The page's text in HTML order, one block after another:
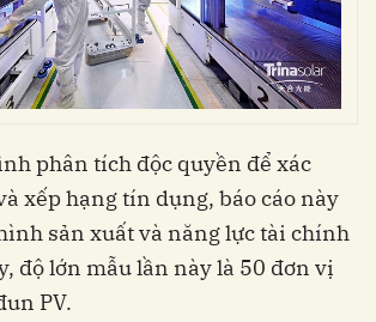
phân tích độc quyền để xác
xếp hạng tín dụng, báo cáo này
sản xuất và năng lực tài chính
độ lớn mẫu lần này là 50 đơn vị
PV.